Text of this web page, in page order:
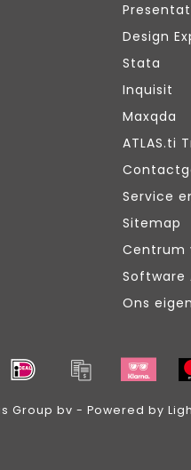
Design
Stata
Inquisit
Maxqda
ATLAS.ti
Service
Sitemap
Centrum
Software
Ons
Group bv - Powered by